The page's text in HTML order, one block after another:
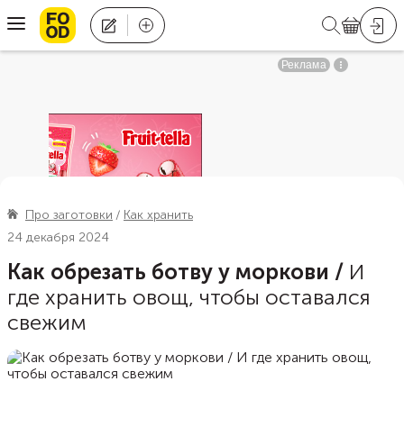
Про заготовки
Как хранить
24 декабря 2024
Как обрезать ботву у моркови / И
где хранить овощ, чтобы оставался
свежим